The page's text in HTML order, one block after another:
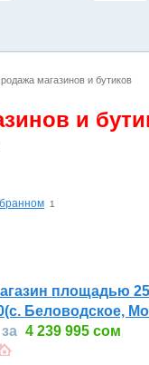
магазинов и бутиков
и
1
площадью
Беловодское,
за 4 239 995 сом